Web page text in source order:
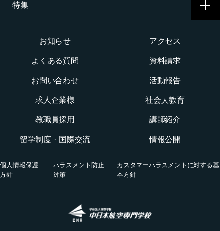
二等航空整備士コース［ヘリコプタータービン専攻］
構造整備・製造コース
エアポートサービス科
グランドハンドリングコース
国際グランドハンドリング科
学費・奨学金・教育ローン
イベント一覧
イベントカレンダー
オープンキャンパス
航空教室
オンライン相談会
特集
大学か専門学校か
航空整備士になるには？
授業を動画チェック
活躍する卒業生
お知らせ アクセス
よくある質問 資料請求
お問い合わせ 活動報告
求人企業様 社会人教育
教職員採用 講師紹介
留学制度・国際交流 情報公開
個人情報保護
方針
ハラスメント防止
対策
カスタマーハラスメントに対する基
本方針